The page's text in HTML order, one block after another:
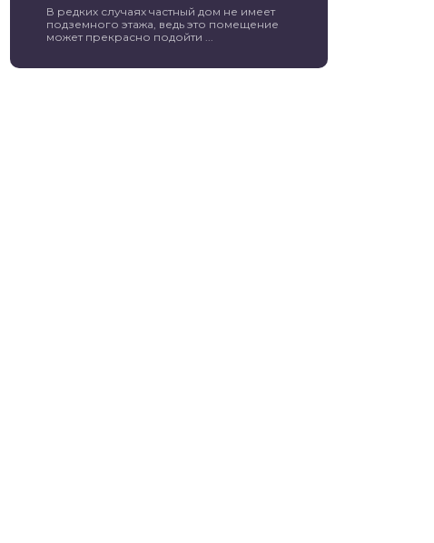
В редких случаях частный дом не имеет
подземного этажа, ведь это помещение
может прекрасно подойти ...